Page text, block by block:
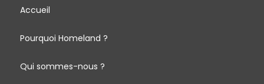
Accueil
Pourquoi Homeland ?
Qui sommes-nous ?